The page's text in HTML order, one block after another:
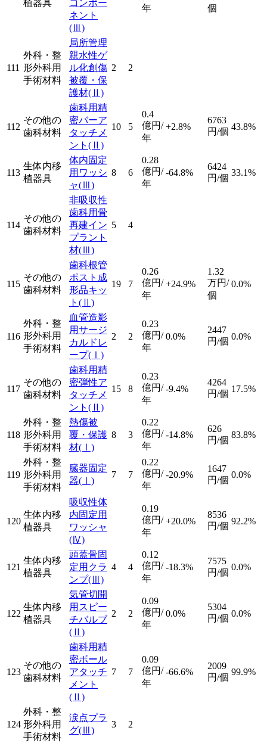
植器具
コンポー
ネント
(Ⅲ)
年
個
111
外科・整
形外科用
手術材料
局所管理
親水性ゲ
ル化創傷
被覆・保
護材(Ⅱ)
2 2
112
その他の
歯科材料
歯科用精
密バーア
タッチメ
ント (Ⅱ)
10 5
0.4
億円/
年
+2.8%
6763
円/個 43.8%
113
生体内移
植器具
体内固定
用ワッシ
ャ(Ⅲ)
8 6
0.28
億円/
年
-64.8%
6424
円/個
33.1%
114
その他の
歯科材料
非吸収性
歯科用骨
再建イン
プラント
材(Ⅲ)
5 4
115
その他の
歯科材料
歯科根管
ポスト成
形品キッ
ト (Ⅱ)
19 7
0.26
億円/
年
+24.9%
1.32
万円/
個
0.0%
116
外科・整
形外科用
手術材料
血管造影
用サージ
カルドレ
ープ(Ⅰ)
2 2
0.23
億円/
年
0.0%
2447
円/個 0.0%
117
その他の
歯科材料
歯科用精
密弾性ア
タッチメ
ント (Ⅱ)
15 8
0.23
億円/
年
-9.4%
4264
円/個 17.5%
118
外科・整
形外科用
手術材料
熱傷被
覆・保護
材(Ⅰ)
8 3
0.22
億円/
年
-14.8%
626
円/個
83.8%
119
外科・整
形外科用
手術材料
臓器固定
器(Ⅰ)
7 7
0.22
億円/
年
-20.9%
1647
円/個
0.0%
120
生体内移
植器具
吸収性体
内固定用
ワッシャ
(Ⅳ)
0.19
億円/
年
+20.0%
8536
円/個 92.2%
121
生体内移
植器具
頭蓋骨固
定用クラ
ンプ(Ⅲ)
4 4
0.12
億円/
年
-18.3%
7575
円/個
0.0%
122
生体内移
植器具
気管切開
用スピー
チバルブ
(Ⅱ)
2 2
0.09
億円/
年
0.0%
5304
円/個 0.0%
123
その他の
歯科材料
歯科用精
密ボール
アタッチ
メント
(Ⅱ)
7 7
0.09
億円/
年
-66.6%
2009
円/個
99.9%
124
外科・整
形外科用
手術材料
涙点プラ
グ(Ⅲ)
3 2